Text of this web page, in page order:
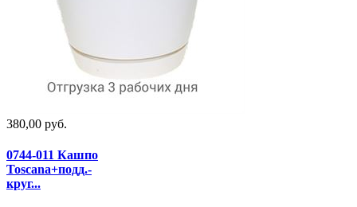
380,00 руб.
0744-011 Кашпо
Toscana+подд.-
круг...